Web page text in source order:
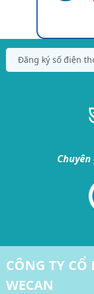
CÔNG TY
WECAN